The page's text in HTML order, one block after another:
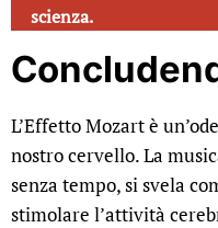
scienza.
L’Effetto Mozart è
nostro cervello. La
senza tempo, si svela
stimolare l’attività